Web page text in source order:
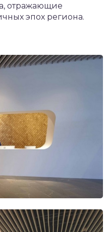
отражающие
эпох региона.